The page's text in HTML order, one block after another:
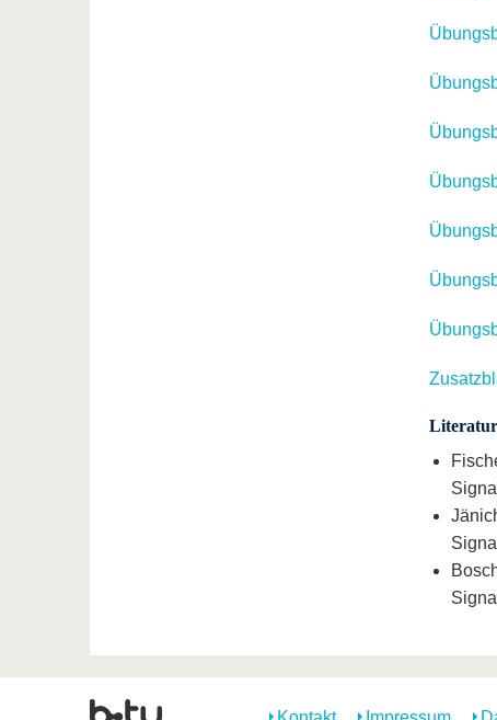
Literatur